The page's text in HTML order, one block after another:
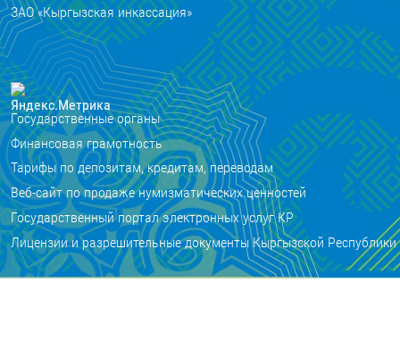
ЗАО «Кыргызская инкассация»
Государственные органы
Финансовая грамотность
Тарифы по депозитам, кредитам, переводам
Веб-сайт по продаже нумизматических ценностей
Государственный портал электронных услуг КР
Лицензии и разрешительные документы Кыргызской Республики